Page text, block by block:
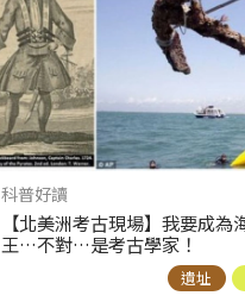
科普好讀
【北美洲考古現場】我要成為
王…不對…是考古學家！
遺址